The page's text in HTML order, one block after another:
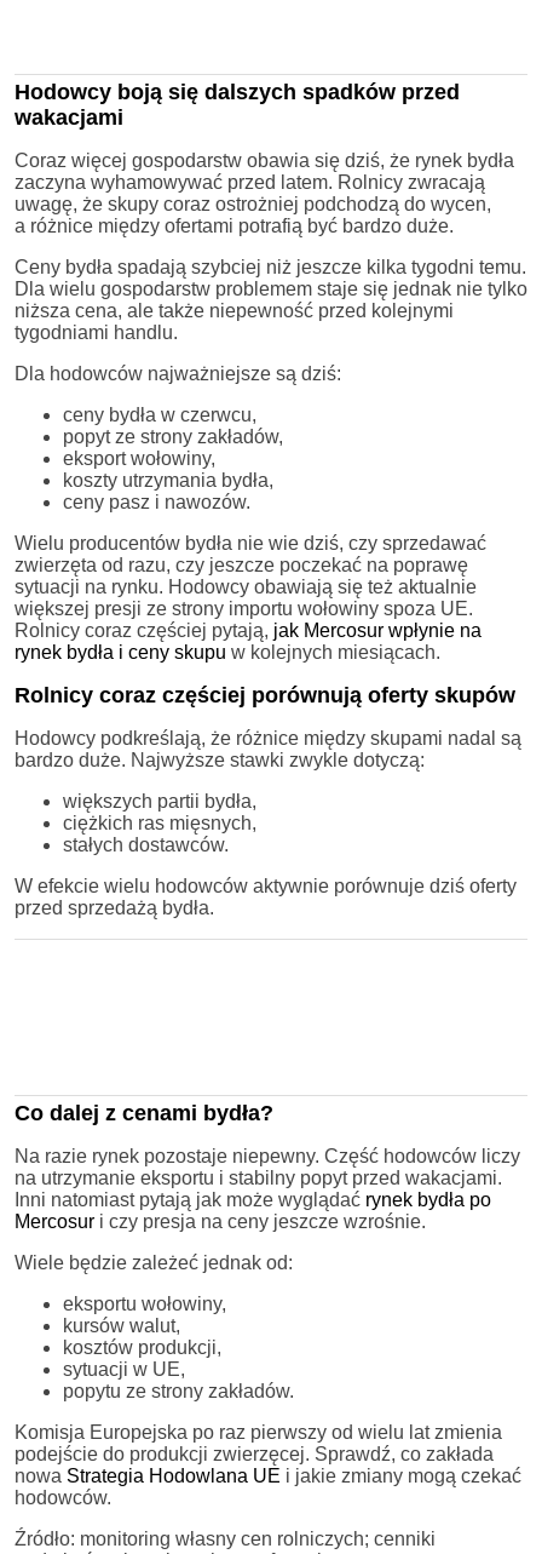
Hodowcy boją się dalszych spadków przed
wakacjami
Coraz więcej gospodarstw obawia się dziś, że rynek bydła
zaczyna wyhamowywać przed latem. Rolnicy zwracają
uwagę, że skupy coraz ostrożniej podchodzą do wycen,
a różnice między ofertami potrafią być bardzo duże.
Ceny bydła spadają szybciej niż jeszcze kilka tygodni temu.
Dla wielu gospodarstw problemem staje się jednak nie tylko
niższa cena, ale także niepewność przed kolejnymi
tygodniami handlu.
Dla hodowców najważniejsze są dziś:
ceny bydła w czerwcu,
popyt ze strony zakładów,
eksport wołowiny,
koszty utrzymania bydła,
ceny pasz i nawozów.
Wielu producentów bydła nie wie dziś, czy sprzedawać
zwierzęta od razu, czy jeszcze poczekać na poprawę
sytuacji na rynku. Hodowcy obawiają się też aktualnie
większej presji ze strony importu wołowiny spoza UE.
Rolnicy coraz częściej pytają, jak Mercosur wpłynie na
rynek bydła i ceny skupu w kolejnych miesiącach.
Rolnicy coraz częściej porównują oferty skupów
Hodowcy podkreślają, że różnice między skupami nadal są
bardzo duże. Najwyższe stawki zwykle dotyczą:
większych partii bydła,
ciężkich ras mięsnych,
stałych dostawców.
W efekcie wielu hodowców aktywnie porównuje dziś oferty
przed sprzedażą bydła.
Co dalej z cenami bydła?
Na razie rynek pozostaje niepewny. Część hodowców liczy
na utrzymanie eksportu i stabilny popyt przed wakacjami.
Inni natomiast pytają jak może wyglądać rynek bydła po
Mercosur i czy presja na ceny jeszcze wzrośnie.
Wiele będzie zależeć jednak od:
eksportu wołowiny,
kursów walut,
kosztów produkcji,
sytuacji w UE,
popytu ze strony zakładów.
Komisja Europejska po raz pierwszy od wielu lat zmienia
podejście do produkcji zwierzęcej. Sprawdź, co zakłada
nowa Strategia Hodowlana UE i jakie zmiany mogą czekać
hodowców.
Źródło: monitoring własny cen rolniczych; cenniki